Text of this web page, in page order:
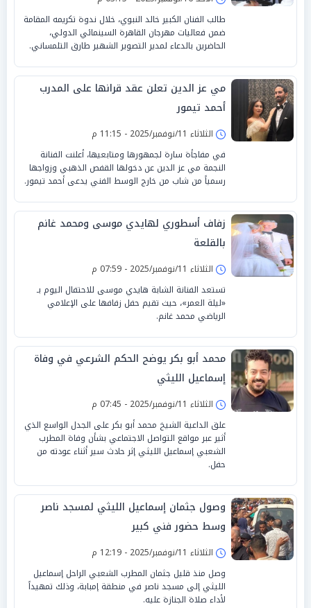
طالب الفنان الكبير خالد النبوي، خلال ندوة تكريمه المقامة
ضمن فعاليات مهرجان القاهرة السينمائي الدولي،
الحاضرين بالدعاء لمدير التصوير الشهير طارق التلمساني.
مي عز الدين تعلن عقد قرانها على المدرب
أحمد تيمور
الثلاثاء 11/نوفمبر/2025 - 11:15 م
في مفاجأة سارة لجمهورها ومتابعيها، أعلنت الفنانة
النجمة مي عز الدين عن دخولها القفص الذهبي وزواجها
رسمياً من شاب من خارج الوسط الفني يدعى أحمد تيمور.
زفاف أسطوري لهايدي موسى ومحمد غانم
بالقلعة
الثلاثاء 11/نوفمبر/2025 - 07:59 م
تستعد الفنانة الشابة هايدي موسى للاحتفال اليوم بـ
«ليلة العمر»، حيث تقيم حفل زفافها على الإعلامي
الرياضي محمد غانم.
محمد أبو بكر يوضح الحكم الشرعي في وفاة
إسماعيل الليثي
الثلاثاء 11/نوفمبر/2025 - 07:45 م
علق الداعية الشيخ محمد أبو بكر على الجدل الواسع الذي
أثير عبر مواقع التواصل الاجتماعي بشأن وفاة المطرب
الشعبي إسماعيل الليثي إثر حادث سير أثناء عودته من
حفل.
وصول جثمان إسماعيل الليثي لمسجد ناصر
وسط حضور فني كبير
الثلاثاء 11/نوفمبر/2025 - 12:19 م
وصل منذ قليل جثمان المطرب الشعبي الراحل إسماعيل
الليثي إلى مسجد ناصر في منطقة إمبابة، وذلك تمهيداً
لأداء صلاة الجنازة عليه.